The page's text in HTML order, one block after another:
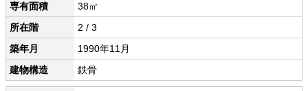
専有面積
38㎡
所在階
2 / 3
築年月
1990年11月
建物構造
鉄骨